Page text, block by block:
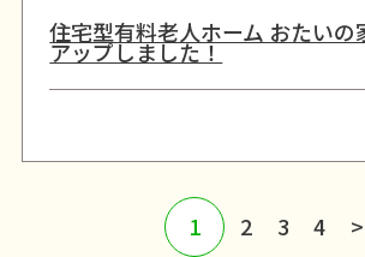
住宅型有料老人ホーム おたい
アップしました！
1 2 3 4 >